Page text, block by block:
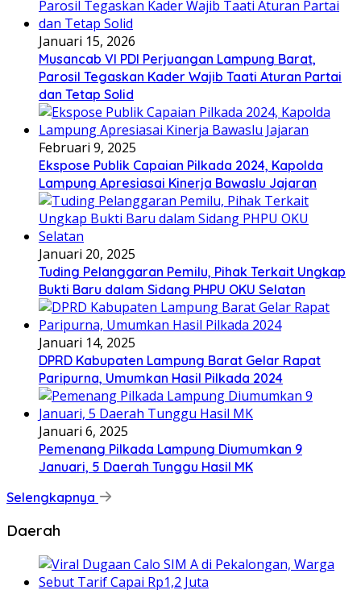
Januari 15, 2026
Musancab VI PDI Perjuangan Lampung Barat,
Parosil Tegaskan Kader Wajib Taati Aturan Partai
dan Tetap Solid
Februari 9, 2025
Ekspose Publik Capaian Pilkada 2024, Kapolda
Lampung Apresiasai Kinerja Bawaslu Jajaran
Januari 20, 2025
Tuding Pelanggaran Pemilu, Pihak Terkait Ungkap
Bukti Baru dalam Sidang PHPU OKU Selatan
Januari 14, 2025
DPRD Kabupaten Lampung Barat Gelar Rapat
Paripurna, Umumkan Hasil Pilkada 2024
Januari 6, 2025
Pemenang Pilkada Lampung Diumumkan 9
Januari, 5 Daerah Tunggu Hasil MK
Selengkapnya
Daerah